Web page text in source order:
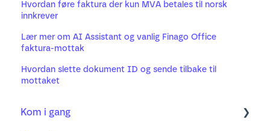
Hvordan føre faktura der kun MVA betales til norsk
innkrever
Lær mer om AI Assistant og vanlig Finago Office
faktura-mottak
Hvordan slette dokument ID og sende tilbake til
mottaket
Kom i gang